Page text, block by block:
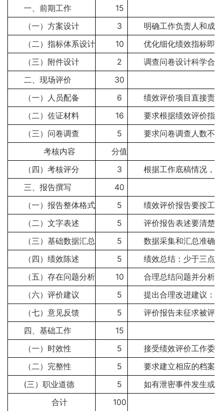
一、前期工作
15
（一）方案设计
3
明确工作负责人和成
（二）指标体系设计
10
优化细化绩效指标即
（三）附件设计
2
调查问卷设计科学合
二、现场评价
30
（一）人员配备
6
绩效评价项目直接责
（二）佐证材料
16
要求根据绩效评价指
（三）问卷调查
5
要求问卷调查人数不
考核内容
分值
（四）考核评分
3
根据工作底稿情况，
三、报告撰写
40
（一）报告整体格式
5
绩效评价报告要按工
（二）文字表述
5
评价报告表述要清楚
（三）基础数据汇总
5
数据采集和汇总准确
（四）绩效陈述
5
绩效总结：少于三点
（五）存在问题分析
10
合理总结问题并分析
（六）评价建议
5
提出合理改进建议：
（七）意见反馈
5
评价报告未征求被评
四、基础工作
15
（一）时效性
5
接受绩效评价工作委
（二）完整性
5
要求建立相应的档案
(三）职业道德
5
如有泄密事件发生或
合计
100